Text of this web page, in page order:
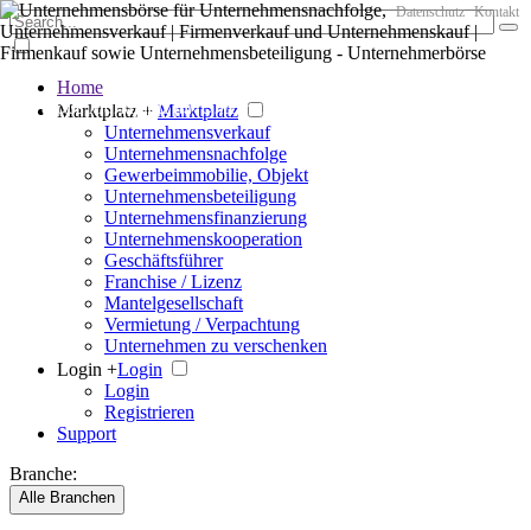
Der große Marktplatz für Unternehmen
Datenschutz Kontakt
Home
Marktplatz + Marktplatz
Unternehmensverkauf
Unternehmensnachfolge
Gewerbeimmobilie, Objekt
Unternehmensbeteiligung
Unternehmensfinanzierung
Unternehmenskooperation
Geschäftsführer
Franchise / Lizenz
Mantelgesellschaft
Vermietung / Verpachtung
Unternehmen zu verschenken
Login +Login
Login
Registrieren
Support
Branche:
Alle Branchen